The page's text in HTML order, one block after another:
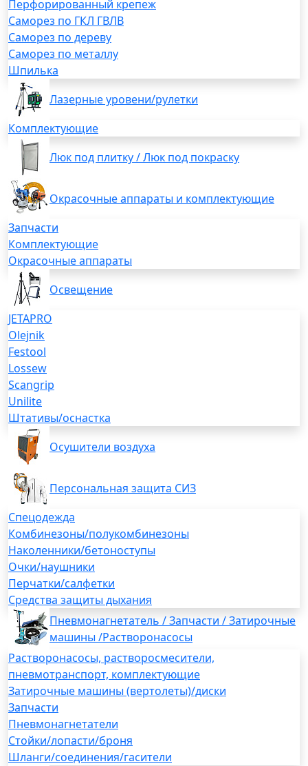
Перфорированный крепеж
Саморез по ГКЛ ГВЛВ
Саморез по дереву
Саморез по металлу
Шпилька
Лазерные уровени/рулетки
Комплектующие
Люк под плитку / Люк под покраску
Окрасочные аппараты и комплектующие
Запчасти
Комплектующие
Окрасочные аппараты
Освещение
JETAPRO
Olejnik
Festool
Lossew
Scangrip
Unilite
Штативы/оснастка
Осушители воздуха
Персональная защита СИЗ
Спецодежда
Комбинезоны/полукомбинезоны
Наколенники/бетоноступы
Очки/наушники
Перчатки/салфетки
Средства защиты дыхания
Пневмонагнетатель / Запчасти / Затирочные
машины /Растворонасосы
Растворонасосы, растворосмесители,
пневмотранспорт, комплектующие
Затирочные машины (вертолеты)/диски
Запчасти
Пневмонагнетатели
Стойки/лопасти/броня
Шланги/соединения/гасители